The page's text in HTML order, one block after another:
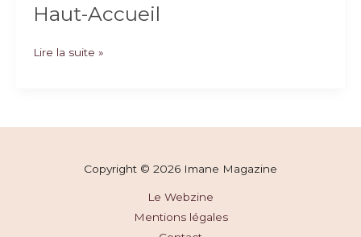
Haut-Accueil
Haut-
Lire la suite »
Copyright © 2026 Imane Magazine
Le Webzine
Mentions légales